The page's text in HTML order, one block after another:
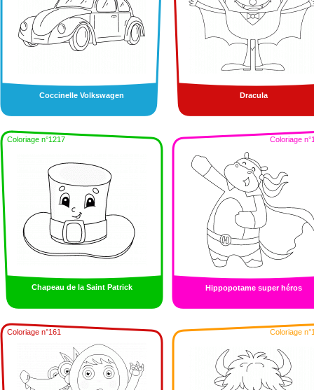
Coccinelle Volkswagen Dracula
Coloriage n°1217
Chapeau de la Saint Patrick
Coloriage
Hippopotame super héros
Coloriage n°161 Coloriage